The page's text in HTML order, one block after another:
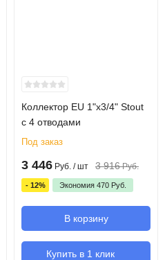
Коллектор EU 1"х3/4" Stout
с 4 отводами
Под заказ
3 446 Руб. / шт 3 916 Руб.
- 12% Экономия 470 Руб.
В корзину
Купить в 1 клик